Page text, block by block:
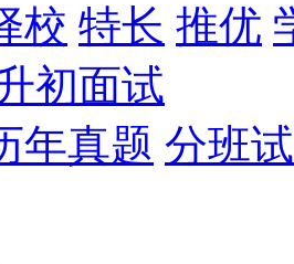
校 特长 推优
初面试
年真题 分班